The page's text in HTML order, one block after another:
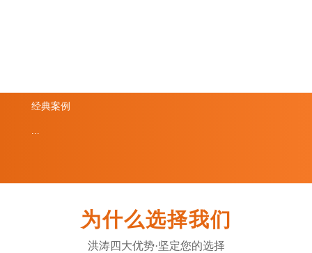
经典案例
为什么选择我们
洪涛四大优势·坚定您的选择